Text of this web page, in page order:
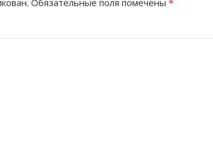
Обязательные поля помечены *